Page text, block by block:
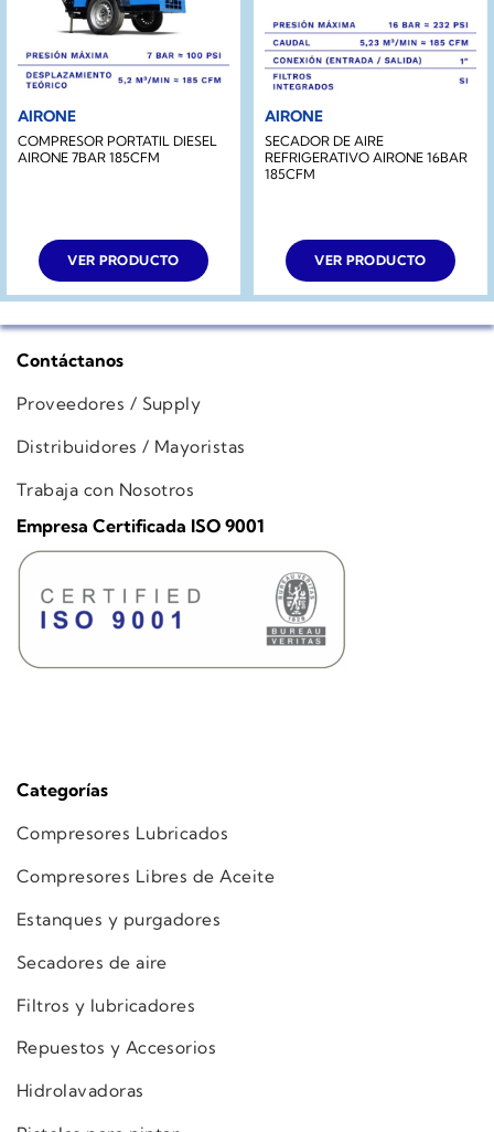
AIRONE
COMPRESOR PORTATIL DIESEL
AIRONE 7BAR 185CFM
VER PRODUCTO
AIRONE
SECADOR DE AIRE
REFRIGERATIVO AIRONE 16BAR
185CFM
VER PRODUCTO
Categorías
Compresores Lubricados
Compresores Libres de Aceite
Estanques y purgadores
Secadores de aire
Filtros y lubricadores
Repuestos y Accesorios
Hidrolavadoras
Contáctanos
Proveedores / Supply
Distribuidores / Mayoristas
Trabaja con Nosotros
Empresa Certificada ISO 9001